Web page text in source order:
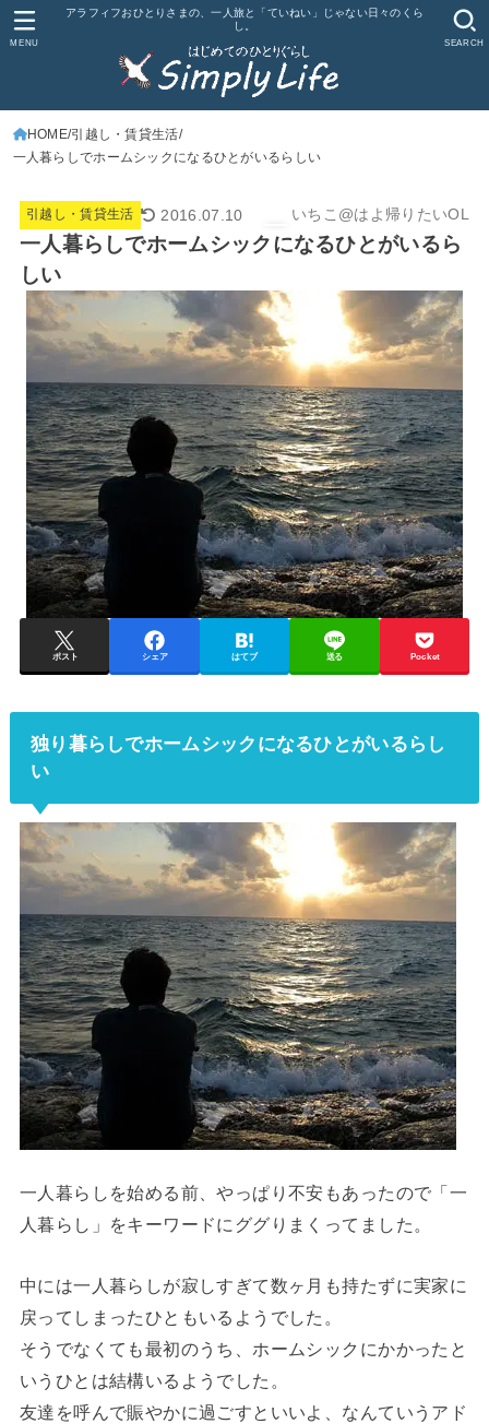
アラフィフおひとりさまの、一人旅と「ていねい」じゃない日々のくら
し。
SEARCH
MENU
HOME 引越し・賃貸生活
一人暮らしでホームシックになるひとがいるらしい
引越し・賃貸生活 2016.07.10 いちこ@はよ帰りたいOL
一人暮らしでホームシックになるひとがいるら
しい
ポスト シェア はてブ 送る Pocket
独り暮らしでホームシックになるひとがいるらし
い
一人暮らしを始める前、やっぱり不安もあったので「一
人暮らし」をキーワードにググりまくってました。
中には一人暮らしが寂しすぎて数ヶ月も持たずに実家に
戻ってしまったひともいるようでした。
そうでなくても最初のうち、ホームシックにかかったと
いうひとは結構いるようでした。
友達を呼んで賑やかに過ごすといいよ、なんていうアド